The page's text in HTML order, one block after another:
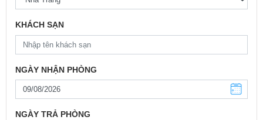
KHÁCH SẠN
NGÀY NHẬN PHÒNG
NGÀY TRẢ PHÒNG